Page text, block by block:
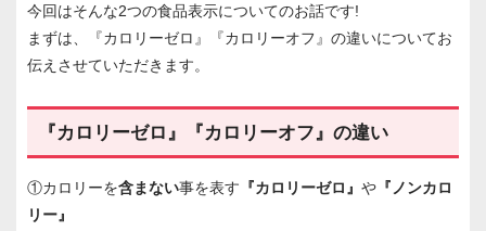
今回はそんな2つの食品表示についてのお話です!
まずは、『カロリーゼロ』『カロリーオフ』の違いについてお
伝えさせていただきます。
『カロリーゼロ』『カロリーオフ』の違い
①カロリーを含まない事を表す 『カロリーゼロ』 や 『ノンカロ
リー』